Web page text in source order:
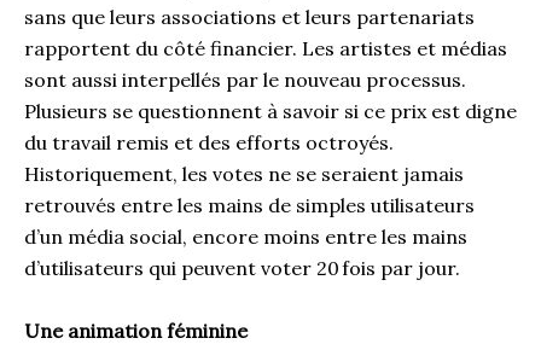
sans que leurs associations et leurs partenariats
rapportent du côté financier. Les artistes et médias
sont aussi interpellés par le nouveau processus.
Plusieurs se questionnent à savoir si ce prix est digne
du travail remis et des efforts octroyés.
Historiquement, les votes ne se seraient jamais
retrouvés entre les mains de simples utilisateurs
d’un média social, encore moins entre les mains
d’utilisateurs qui peuvent voter 20 fois par jour.
Une animation féminine